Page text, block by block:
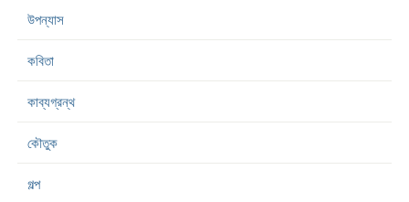
উপন্যাস
কবিতা
কাব্যগ্রন্থ
কৌতুক
গল্প